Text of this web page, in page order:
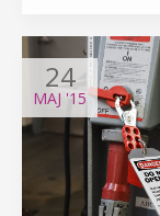
24
MAJ '15